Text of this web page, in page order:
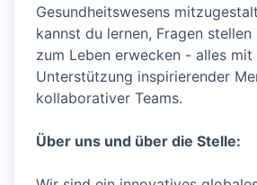
Gesundheitswesens
kannst du lernen, Fragen
zum Leben erwecken - alles mit
Unterstützung inspirierender
kollaborativer Teams.
Über uns und über die Stelle: